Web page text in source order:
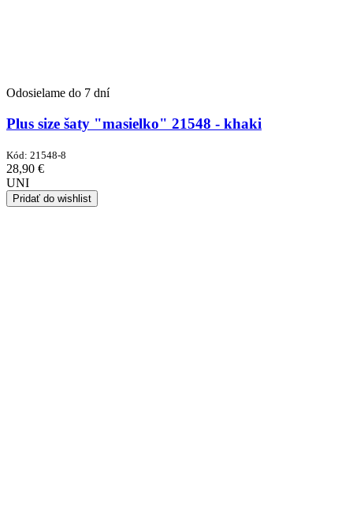
Odosielame do 7 dní
Plus size šaty "masielko" 21548 - khaki
Kód: 21548-8
28,90 €
UNI
Pridať do wishlist